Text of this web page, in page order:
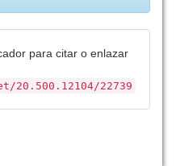
para citar o enlazar
22739